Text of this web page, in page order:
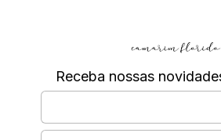
Receba nossas